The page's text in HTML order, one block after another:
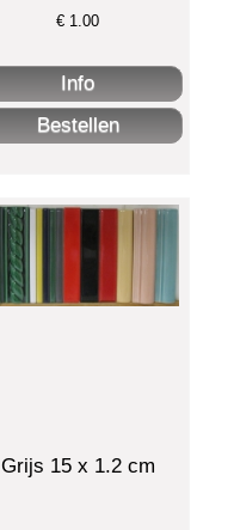
€ 1.00
Grijs 15 x 1.2 cm